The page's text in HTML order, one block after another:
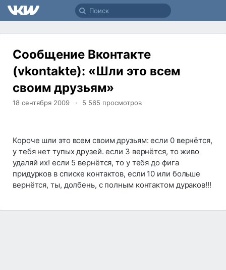
Сообщение Вконтакте
(vkontakte): «Шли это всем
своим друзьям»
18 сентября 2009 5 565 просмотров
Короче шли это всем своим друзьям: если 0 вернётся,
у тебя нет тупых друзей. если 3 вернётся, то живо
удаляй их! если 5 вернётся, то у тебя до фига
придурков в списке контактов, если 10 или больше
вернётся, ты, долбень, с полным контактом дураков!!!